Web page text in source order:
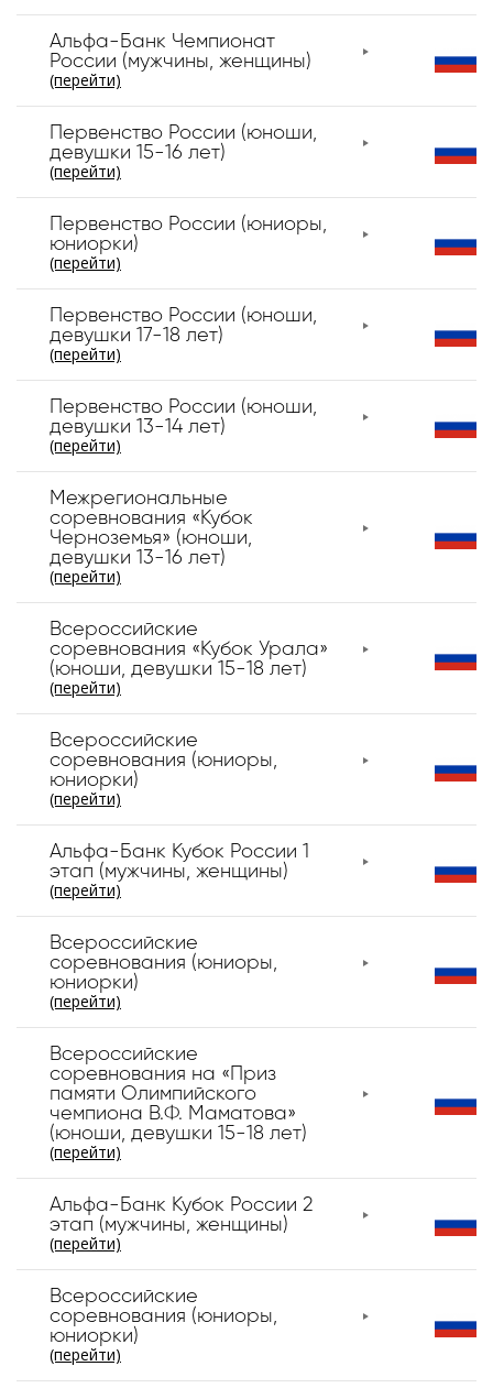
Альфа-Банк Чемпионат
России (мужчины, женщины)
(перейти)
Первенство России (юноши,
девушки 15-16 лет)
(перейти)
Первенство России (юниоры,
юниорки)
(перейти)
Первенство России (юноши,
девушки 17-18 лет)
(перейти)
Первенство России (юноши,
девушки 13-14 лет)
(перейти)
Межрегиональные
соревнования «Кубок
Черноземья» (юноши,
девушки 13-16 лет)
(перейти)
Всероссийские
соревнования «Кубок Урала»
(юноши, девушки 15-18 лет)
(перейти)
Всероссийские
соревнования (юниоры,
юниорки)
(перейти)
Альфа-Банк Кубок России 1
этап (мужчины, женщины)
(перейти)
Всероссийские
соревнования (юниоры,
юниорки)
(перейти)
Всероссийские
соревнования на «Приз
памяти Олимпийского
чемпиона В.Ф. Маматова»
(юноши, девушки 15-18 лет)
(перейти)
Альфа-Банк Кубок России 2
этап (мужчины, женщины)
(перейти)
Всероссийские
соревнования (юниоры,
юниорки)
(перейти)